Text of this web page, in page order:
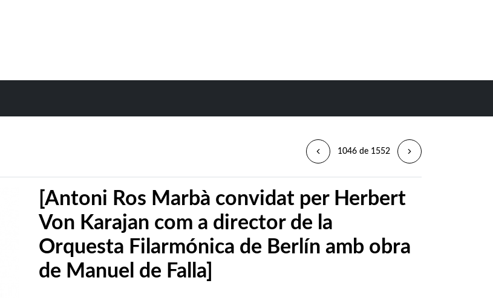
1046 de 1552
[Antoni Ros Marbà convidat per Herbert
Von Karajan com a director de la
Orquesta Filarmónica de Berlín amb obra
de Manuel de Falla]